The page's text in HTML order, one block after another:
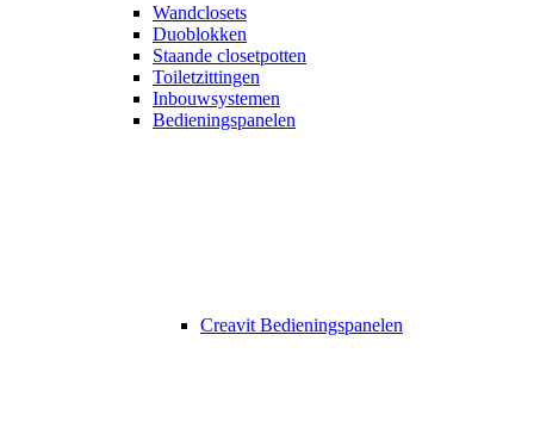
Wandclosets
Duoblokken
Staande closetpotten
Toiletzittingen
Inbouwsystemen
Bedieningspanelen
Creavit Bedieningspanelen